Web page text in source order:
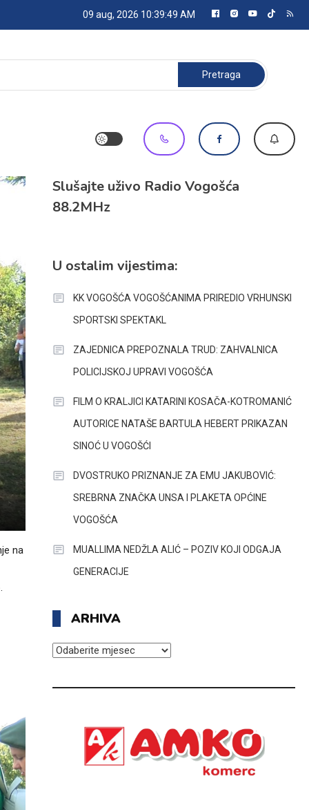
09 aug, 2026 10:39:52 AM
Pretraga:
na
Slušajte uživo Radio Vogošća
88.2MHz
U ostalim vijestima:
KK VOGOŠĆA VOGOŠĆANIMA PRIREDIO VRHUNSKI
SPORTSKI SPEKTAKL
ZAJEDNICA PREPOZNALA TRUD: ZAHVALNICA
POLICIJSKOJ UPRAVI VOGOŠĆA
FILM O KRALJICI KATARINI KOSAČA-KOTROMANIĆ
AUTORICE NATAŠE BARTULA HEBERT PRIKAZAN
SINOĆ U VOGOŠĆI
DVOSTRUKO PRIZNANJE ZA EMU JAKUBOVIĆ:
SREBRNA ZNAČKA UNSA I PLAKETA OPĆINE
VOGOŠĆA
MUALLIMA NEDŽLA ALIĆ – POZIV KOJI ODGAJA
GENERACIJE
ARHIVA
ARHIVA